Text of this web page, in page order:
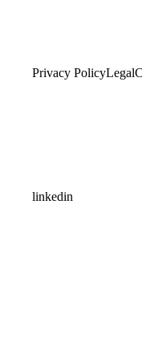
Privacy PolicyLegal
linkedin